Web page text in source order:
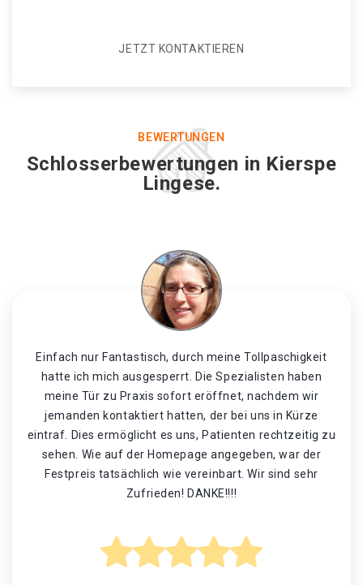
JETZT KONTAKTIEREN
BEWERTUNGEN
Schlosserbewertungen in Kierspe
Lingese.
Einfach nur Fantastisch, durch meine Tollpaschigkeit
hatte ich mich ausgesperrt. Die Spezialisten haben
meine Tür zu Praxis sofort eröffnet, nachdem wir
jemanden kontaktiert hatten, der bei uns in Kürze
eintraf. Dies ermöglicht es uns, Patienten rechtzeitig zu
sehen. Wie auf der Homepage angegeben, war der
Festpreis tatsächlich wie vereinbart. Wir sind sehr
Zufrieden! DANKE!!!!